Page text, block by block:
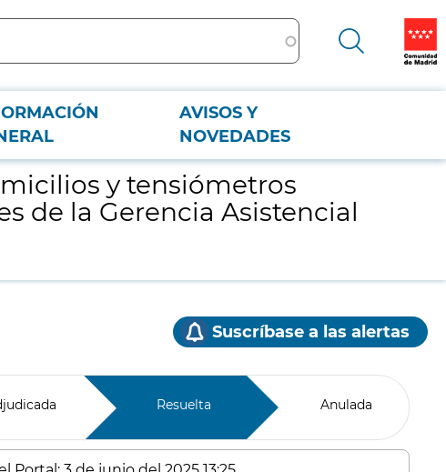
AVISOS Y
NOVEDADES
de la Gerencia Asistencial de Atención Primaria del SERMAS
y tensiómetros
de la Gerencia Asistencial
Suscríbase a las alertas
Resuelta Anulada